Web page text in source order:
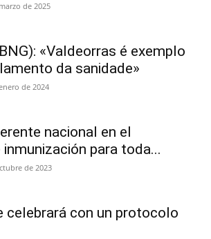
de 2025
«Valdeorras é exemplo
da sanidade»
de 2024
nacional en el
para toda...
de 2023
celebrará con un protocolo